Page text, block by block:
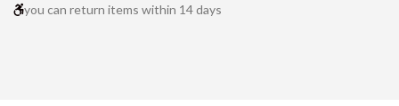
you can return items within 14 days